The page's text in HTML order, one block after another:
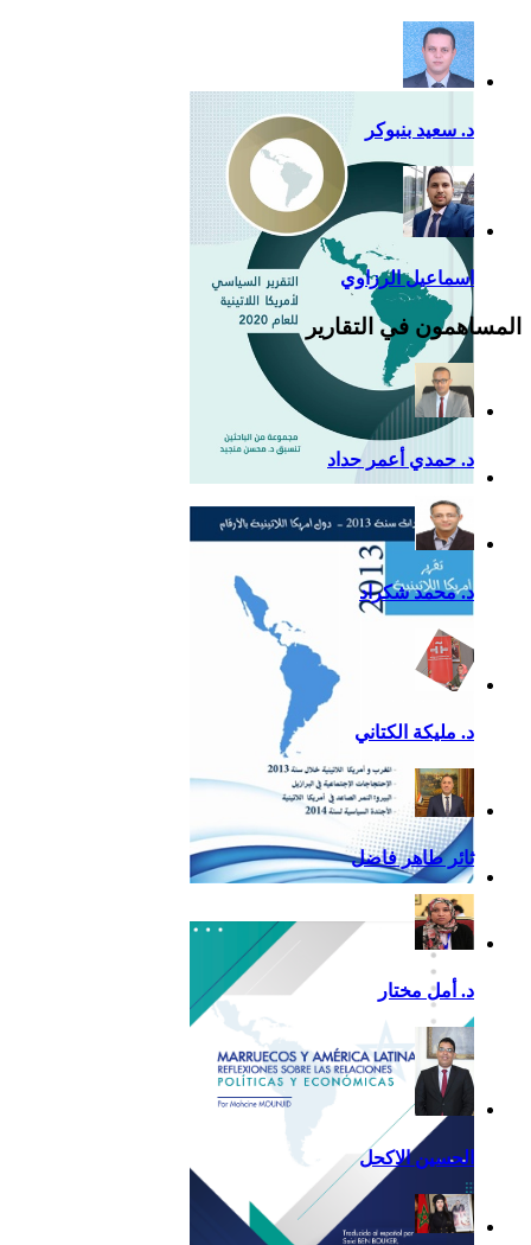
إضافية لدعم القوة الناعمة
للصين في أمريكا اللاتينية
التقرير السياسي لأمريكا
اللاتينية للعام 2020
تقرير أمريكا اللاتينية لسنة
2013
د. سعيد بنبوكر
اسماعيل الرزاوي
المساهمون في التقارير
د. حمدي أعمر حداد
د. محمد شكراد
د. مليكة الكتاني
ثائر طاهر فاضل
د. أمل مختار
الحسين الاكحل